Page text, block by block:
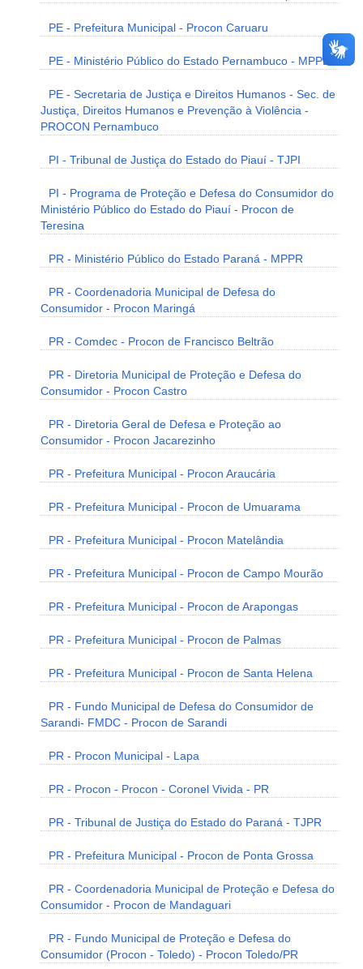
PE - Prefeitura Municipal - Procon Caruaru
PE - Ministério Público do Estado Pernambuco - MPPE
PE - Secretaria de Justiça e Direitos Humanos - Sec. de
Justiça, Direitos Humanos e Prevenção à Violência -
PROCON Pernambuco
PI - Tribunal de Justiça do Estado do Piauí - TJPI
PI - Programa de Proteção e Defesa do Consumidor do
Ministério Público do Estado do Piauí - Procon de
Teresina
PR - Ministério Público do Estado Paraná - MPPR
PR - Coordenadoria Municipal de Defesa do
Consumidor - Procon Maringá
PR - Comdec - Procon de Francisco Beltrão
PR - Diretoria Municipal de Proteção e Defesa do
Consumidor - Procon Castro
PR - Diretoria Geral de Defesa e Proteção ao
Consumidor - Procon Jacarezinho
PR - Prefeitura Municipal - Procon Araucária
PR - Prefeitura Municipal - Procon de Umuarama
PR - Prefeitura Municipal - Procon Matelândia
PR - Prefeitura Municipal - Procon de Campo Mourão
PR - Prefeitura Municipal - Procon de Arapongas
PR - Prefeitura Municipal - Procon de Palmas
PR - Prefeitura Municipal - Procon de Santa Helena
PR - Fundo Municipal de Defesa do Consumidor de
Sarandi- FMDC - Procon de Sarandi
PR - Procon Municipal - Lapa
PR - Procon - Procon - Coronel Vivida - PR
PR - Tribunal de Justiça do Estado do Paraná - TJPR
PR - Prefeitura Municipal - Procon de Ponta Grossa
PR - Coordenadoria Municipal de Proteção e Defesa do
Consumidor - Procon de Mandaguari
PR - Fundo Municipal de Proteção e Defesa do
Consumidor (Procon - Toledo) - Procon Toledo/PR